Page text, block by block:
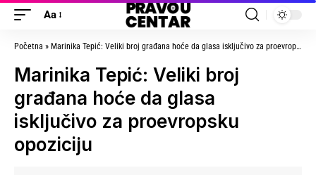
Aa
Početna » Marinika Tepić: Veliki broj građana hoće da glasa isključivo za proevropsku opoziciju
Marinika Tepić: Veliki broj
građana hoće da glasa
isključivo za proevropsku
opoziciju